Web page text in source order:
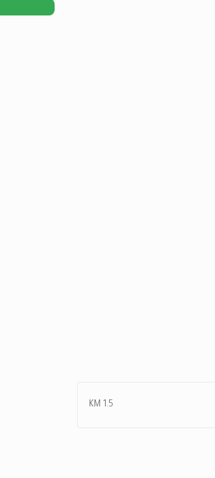
1.5 KM